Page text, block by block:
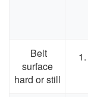
Belt
surface
hard or still